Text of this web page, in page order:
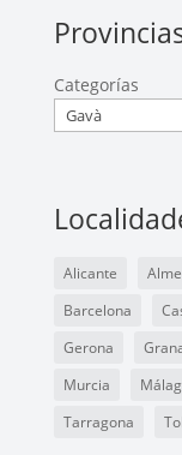
Categorías
Alicante
Barcelona
Gerona
Murcia
Tarragona